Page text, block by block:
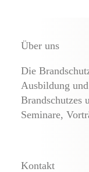
Über uns
Die
Ausbildung
Brandschutzes
Seminare,
Kontakt